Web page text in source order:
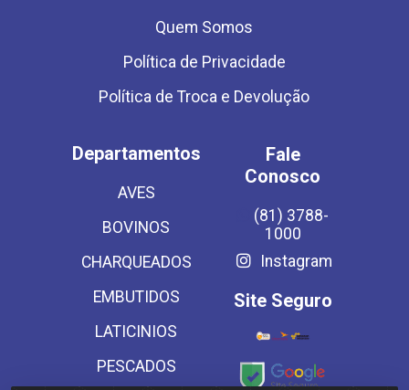
Quem Somos
Política de Privacidade
Política de Troca e Devolução
Departamentos
AVES
BOVINOS
CHARQUEADOS
EMBUTIDOS
LATICINIOS
PESCADOS
Fale
Conosco
(81) 3788-
1000
Instagram
Site Seguro